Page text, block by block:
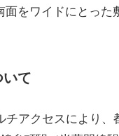
面をワイドにとっ
いて
チアクセスにより